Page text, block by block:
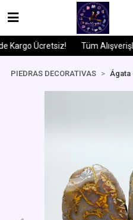
Kargo Ücretsiz! Tüm
PIEDRAS DECORATIVAS Ágata